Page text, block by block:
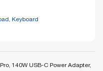
Keyboard
140W USB-C Power Adapter,